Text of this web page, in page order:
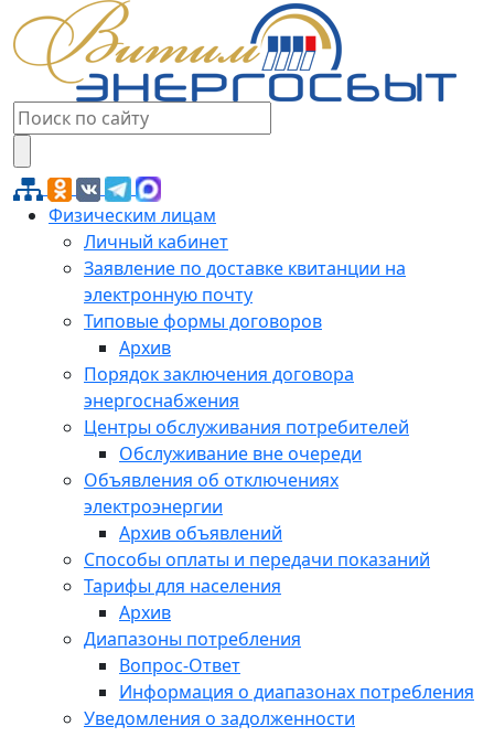
Физическим лицам
Личный кабинет
Заявление по доставке квитанции на
электронную почту
Типовые формы договоров
Архив
Порядок заключения договора
энергоснабжения
Центры обслуживания потребителей
Обслуживание вне очереди
Объявления об отключениях
электроэнергии
Архив объявлений
Способы оплаты и передачи показаний
Тарифы для населения
Архив
Диапазоны потребления
Вопрос-Ответ
Информация о диапазонах потребления
Уведомления о задолженности